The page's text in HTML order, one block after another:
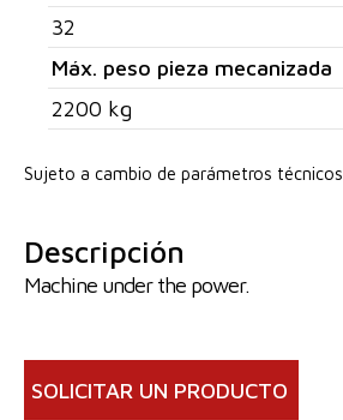
32
Máx. peso pieza mecanizada
2200 kg
Sujeto a cambio de parámetros técnicos.
Descripción
Machine under the power.
SOLICITAR UN PRODUCTO